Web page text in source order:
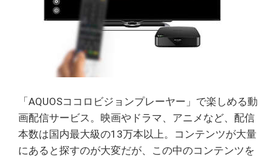
「AQUOSココロビジョンプレーヤー」で楽しめる動
画配信サービス。映画やドラマ、アニメなど、配信
本数は国内最大級の13万本以上。コンテンツが大量
にあると探すのが大変だが、この中のコンテンツを